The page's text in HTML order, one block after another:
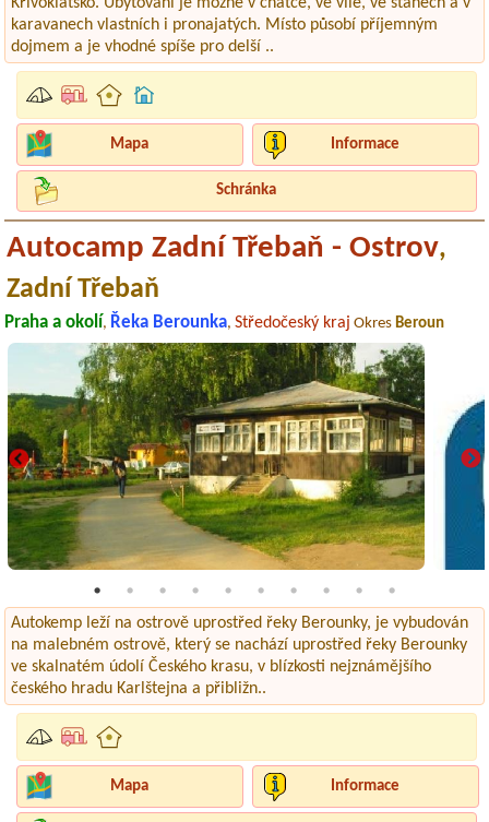
karavanech vlastních i pronajatých. Místo působí příjemným
dojmem a je vhodné spíše pro delší ..
Mapa Informace
Schránka
Autocamp Zadní Třebaň - Ostrov,
Zadní Třebaň
Praha a okolí, Řeka Berounka,Středočeský kraj OkresBeroun
Autokemp leží na ostrově uprostřed řeky Berounky, je vybudován
na malebném ostrově, který se nachází uprostřed řeky Berounky
ve skalnatém údolí Českého krasu, v blízkosti nejznámějšího
českého hradu Karlštejna a přibližn..
Mapa Informace